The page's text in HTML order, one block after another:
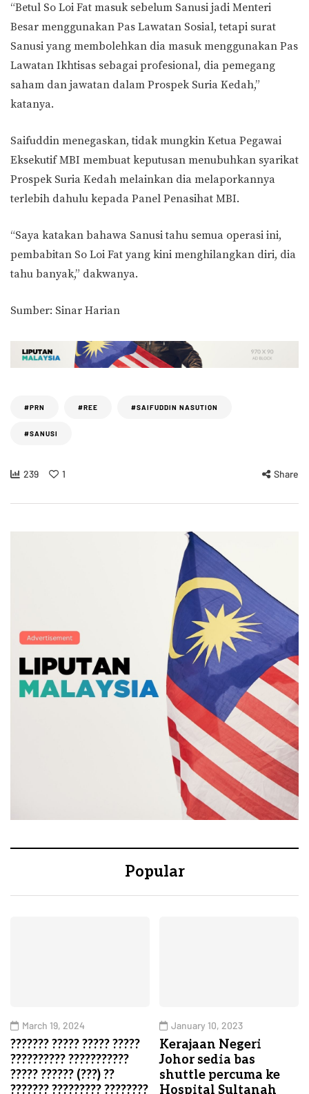
“Betul So Loi Fat masuk sebelum Sanusi jadi Menteri
Besar menggunakan Pas Lawatan Sosial, tetapi surat
Sanusi yang membolehkan dia masuk menggunakan Pas
Lawatan Ikhtisas sebagai profesional, dia pemegang
saham dan jawatan dalam Prospek Suria Kedah,”
katanya.
Saifuddin menegaskan, tidak mungkin Ketua Pegawai
Eksekutif MBI membuat keputusan menubuhkan syarikat
Prospek Suria Kedah melainkan dia melaporkannya
terlebih dahulu kepada Panel Penasihat MBI.
“Saya katakan bahawa Sanusi tahu semua operasi ini,
pembabitan So Loi Fat yang kini menghilangkan diri, dia
tahu banyak,” dakwanya.
Sumber: Sinar Harian
#PRN #REE #SAIFUDDIN NASUTION
#SANUSI
239 1 Share
Popular
March 19, 2024
??????? ????? ????? ?????
?????????? ???????????
????? ?????? (???) ??
??????? ????????? ????????
January 10, 2023
Kerajaan Negeri
Johor sedia bas
shuttle percuma ke
Hospital Sultanah